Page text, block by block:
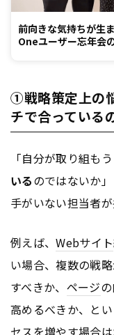
前向きな気持ちが生
Oneユーザー忘年会
①戦略策定上の
チで合っている
「自分が取り組も
いるのではないか
手がいない担当者
例えば、Webサイト
い場合、複数の戦
すべきか、 ページ
高めるべきか、と
セスを増やす場合は